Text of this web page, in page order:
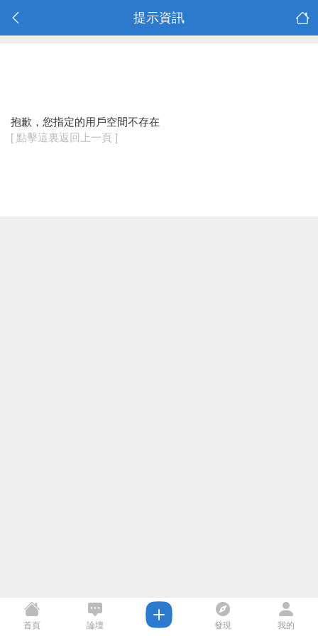
提示資訊
抱歉，您指定的用戶空間不存在
[ 點擊這裏返回上一頁 ]
首頁 論壇 發現 我的